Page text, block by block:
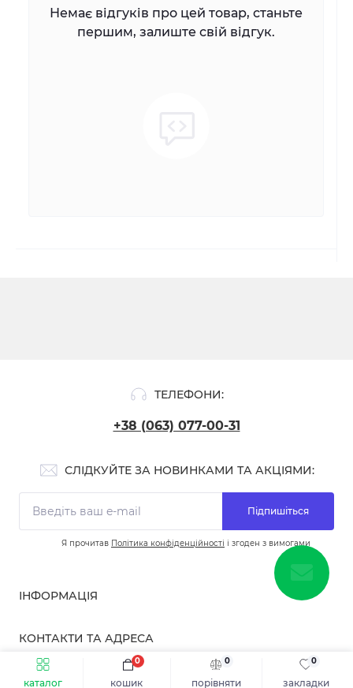
каталог порівняти
0
закладки
0
кошик
0
Немає відгуків про цей товар, станьте
першим, залиште свій відгук.
ТЕЛЕФОНИ:
+38 (063) 077-00-31
СЛІДКУЙТЕ ЗА НОВИНКАМИ ТА АКЦІЯМИ:
Підпишіться
Я прочитав Політика конфіденційності і згоден з вимогами
ІНФОРМАЦІЯ
Доставка та оплата
Повернення та обмін
Контакти
КОНТАКТИ ТА АДРЕСА
бульвар Вацлава Гавела, 10, Київ, Україна